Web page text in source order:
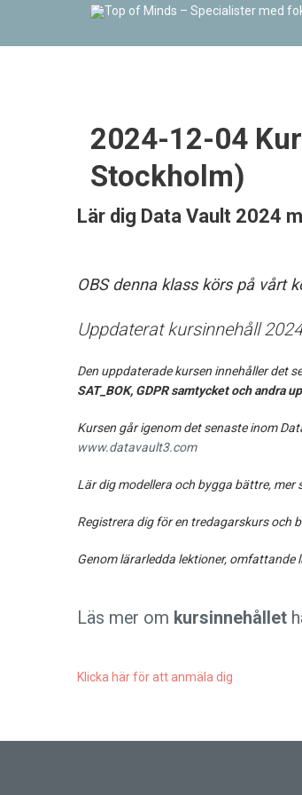
2024-12-04
Stockholm)
Lär dig Data Vault 2024
OBS denna klass körs på vårt
Uppdaterat kursinnehåll 2024
Den uppdaterade kursen innehåller det
SAT_BOK, GDPR samtycket och andra
Kursen går igenom det senaste inom
www.datavault3.com
Lär dig modellera och bygga bättre,
Registrera dig för en tredagarskurs och
Genom lärarledda lektioner, omfattande
Läs mer om kursinnehållet
Klicka här för att anmäla dig